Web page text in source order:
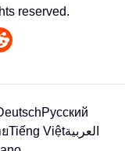
reserved.
Русский
Tiếng Việtالعربية